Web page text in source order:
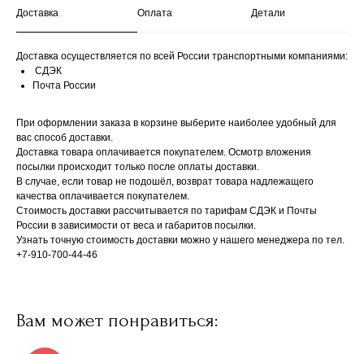
Доставка Оплата Детали
Доставка осуществляется по всей России транспортными компаниями:
СДЭК
Почта России
При оформлении заказа в корзине выберите наиболее удобный для
вас способ доставки.
Доставка товара оплачивается покупателем. Осмотр вложения
посылки происходит только после оплаты доставки.
В случае, если товар не подошёл, возврат товара надлежащего
качества оплачивается покупателем.
Стоимость доставки рассчитывается по тарифам СДЭК и Почты
России в зависимости от веса и габаритов посылки.
Узнать точную стоимость доставки можно у нашего менеджера по тел.
+7-910-700-44-46
Вам может понравиться: